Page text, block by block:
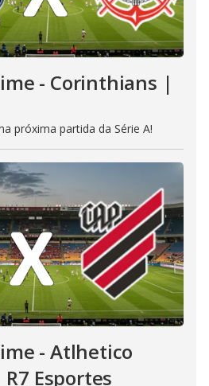
- Corinthians |
próxima partida da Série A!
- Atlhetico
Esportes